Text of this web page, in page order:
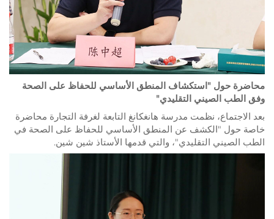
محاضرة حول "استكشاف المنطق الأساسي للحفاظ على الصحة
وفق الطب الصيني التقليدي"
بعد الاجتماع، نظمت مدرسة هانغكانغ التابعة لغرفة التجارة محاضرة
خاصة حول "الكشف عن المنطق الأساسي للحفاظ على الصحة في
الطب الصيني التقليدي"، والتي قدمها الأستاذ شين شين.